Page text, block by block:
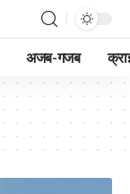
अजब-गजब